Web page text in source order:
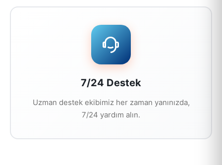
7/24 Destek
Uzman destek ekibimiz her zaman yanınızda,
7/24 yardım alın.